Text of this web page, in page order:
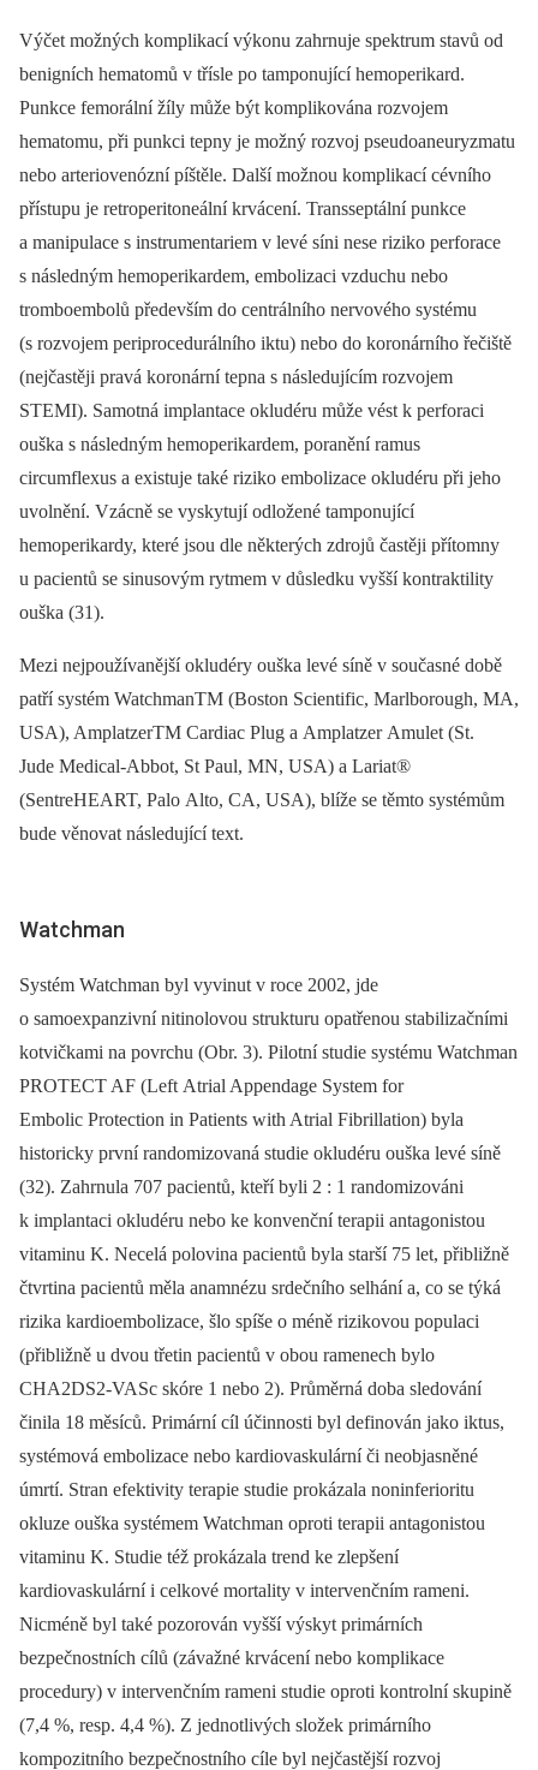
Výčet možných komplikací výkonu zahrnuje spektrum stavů od
benigních hematomů v třísle po tamponující hemoperikard.
Punkce femorální žíly může být komplikována rozvojem
hematomu, při punkci tepny je možný rozvoj pseudoaneuryzmatu
nebo arteriovenózní píštěle. Další možnou komplikací cévního
přístupu je retroperitoneální krvácení. Transseptální punkce
a manipulace s instrumentariem v levé síni nese riziko perforace
s následným hemoperikardem, embolizaci vzduchu nebo
tromboembolů především do centrálního nervového systému
(s rozvojem periprocedurálního iktu) nebo do koronárního řečiště
(nejčastěji pravá koronární tepna s následujícím rozvojem
STEMI). Samotná implantace okludéru může vést k perforaci
ouška s následným hemoperikardem, poranění ramus
circumflexus a existuje také riziko embolizace okludéru při jeho
uvolnění. Vzácně se vyskytují odložené tamponující
hemoperikardy, které jsou dle některých zdrojů častěji přítomny
u pacientů se sinusovým rytmem v důsledku vyšší kontraktility
ouška (31).
Mezi nejpoužívanější okludéry ouška levé síně v současné době
patří systém WatchmanTM (Boston Scientific, Marlborough, MA,
USA), AmplatzerTM Cardiac Plug a Amplatzer Amulet (St.
Jude Medical-Abbot, St Paul, MN, USA) a Lariat®
(SentreHEART, Palo Alto, CA, USA), blíže se těmto systémům
bude věnovat následující text.
Watchman
Systém Watchman byl vyvinut v roce 2002, jde
o samoexpanzivní nitinolovou strukturu opatřenou stabilizačními
kotvičkami na povrchu (Obr. 3). Pilotní studie systému Watchman
PROTECT AF (Left Atrial Appendage System for
Embolic Protection in Patients with Atrial Fibrillation) byla
historicky první randomizovaná studie okludéru ouška levé síně
(32). Zahrnula 707 pacientů, kteří byli 2 : 1 randomizováni
k implantaci okludéru nebo ke konvenční terapii antagonistou
vitaminu K. Necelá polovina pacientů byla starší 75 let, přibližně
čtvrtina pacientů měla anamnézu srdečního selhání a, co se týká
rizika kardioembolizace, šlo spíše o méně rizikovou populaci
(přibližně u dvou třetin pacientů v obou ramenech bylo
CHA2DS2-VASc skóre 1 nebo 2). Průměrná doba sledování
činila 18 měsíců. Primární cíl účinnosti byl definován jako iktus,
systémová embolizace nebo kardiovaskulární či neobjasněné
úmrtí. Stran efektivity terapie studie prokázala noninferioritu
okluze ouška systémem Watchman oproti terapii antagonistou
vitaminu K. Studie též prokázala trend ke zlepšení
kardiovaskulární i celkové mortality v intervenčním rameni.
Nicméně byl také pozorován vyšší výskyt primárních
bezpečnostních cílů (závažné krvácení nebo komplikace
procedury) v intervenčním rameni studie oproti kontrolní skupině
(7,4 %, resp. 4,4 %). Z jednotlivých složek primárního
kompozitního bezpečnostního cíle byl nejčastější rozvoj